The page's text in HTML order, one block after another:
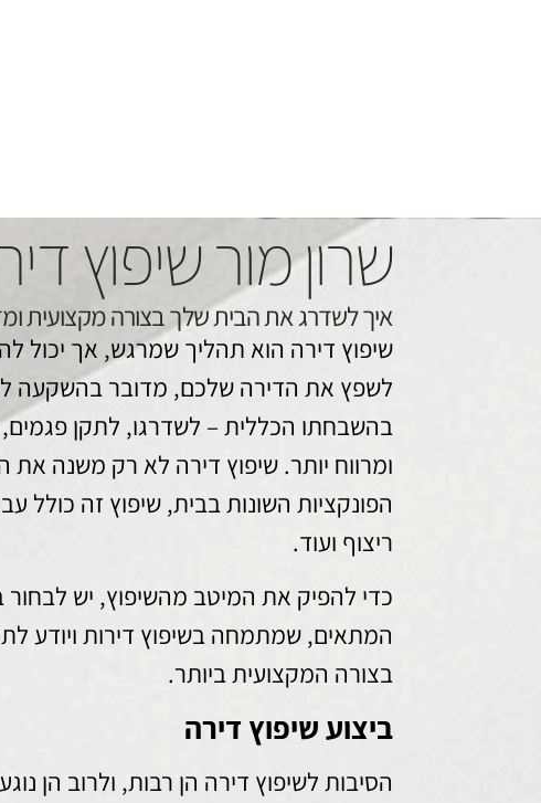
שרון מור שיפוץ
איך לשדרג את הבית שלך בצורה מקצועית
שיפוץ דירה הוא תהליך שמרגש, אך יכול
לשפץ את הדירה שלכם, מדובר בהשקעה
בהשבחתו הכללית – לשדרגו, לתקן פגמים,
ומרווח יותר. שיפוץ דירה לא רק משנה
הפונקציות השונות בבית, שיפוץ זה כולל
ריצוף ועוד.
כדי להפיק את המיטב מהשיפוץ, יש
המתאים, שמתמחה בשיפוץ דירות ויודע
בצורה המקצועית ביותר.
ביצוע שיפוץ דירה
הסיבות לשיפוץ דירה הן רבות, ולרוב הן